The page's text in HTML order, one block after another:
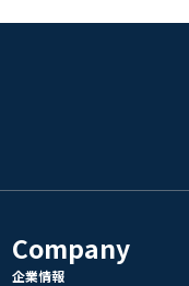
Company
企業情報